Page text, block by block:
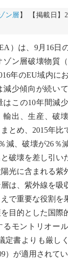
ン層 】 【掲載日】
）は、9月16日
ゾン層破壊物質
年のEU域内に
減少傾向が続い
はこの10年間減
輸出、生産、破
とめ、2015年比
減、破壊が26％
破壊を差し引い
光に含まれる紫
は、紫外線を吸
えで重要な役割を
目的とした国際
モントリオー
定書よりも厳し
）が適用されて